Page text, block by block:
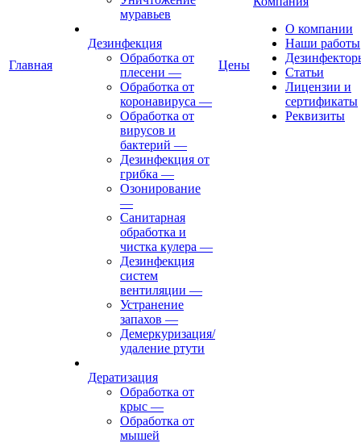
Главная
муравьев
Дезинфекция
Обработка от
плесени —
Обработка от
коронавируса —
Обработка от
вирусов и
бактерий —
Дезинфекция от
грибка —
Озонирование
—
Санитарная
обработка и
чистка кулера —
Дезинфекция
систем
вентиляции —
Устранение
запахов —
Демеркуризация/
удаление ртути
Дератизация
Обработка от
крыс —
Обработка от
мышей
Цены
О компании
Наши работы
Статьи
Лицензии и
сертификаты
Реквизиты